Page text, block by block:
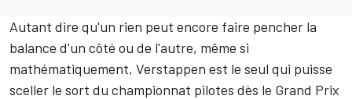
Autant dire qu'un rien peut encore faire pencher la
balance d'un côté ou de l'autre, même si
mathématiquement, Verstappen est le seul qui puisse
sceller le sort du championnat pilotes dès le Grand Prix